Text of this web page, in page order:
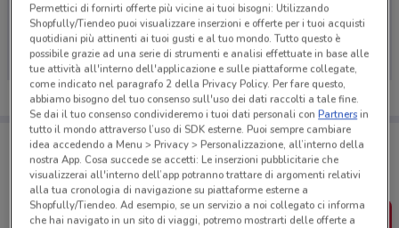
Ci dispiace, al momento non abbiamo pubblicato
volantini nella tua zona. Riprova più tardi.
Porta DoveConviene sempre con te!
Puoi trovare le migliori offerte dei negozi vicino a te,
salvarle e creare la tua lista del risparmio, comodamente
dal tuo cellulare.
SCARICA L’APP
Permettici di fornirti offerte più vicine ai tuoi bisogni: Utilizzando
Shopfully/Tiendeo puoi visualizzare inserzioni e offerte per i tuoi acquisti
quotidiani più attinenti ai tuoi gusti e al tuo mondo. Tutto questo è
possibile grazie ad una serie di strumenti e analisi effettuate in base alle
tue attività all'interno dell'applicazione e sulle piattaforme collegate,
come indicato nel paragrafo 2 della Privacy Policy. Per fare questo,
abbiamo bisogno del tuo consenso sull'uso dei dati raccolti a tale fine.
Se dai il tuo consenso condivideremo i tuoi dati personali conPartnersin
tutto il mondo attraverso l’uso di SDK esterne. Puoi sempre cambiare
idea accedendo a Menu > Privacy > Personalizzazione, all’interno della
nostra App. Cosa succede se accetti: Le inserzioni pubblicitarie che
visualizzerai all'interno dell’app potranno trattare di argomenti relativi
alla tua cronologia di navigazione su piattaforme esterne a
Shopfully/Tiendeo. Ad esempio, se un servizio a noi collegato ci informa
che hai navigato in un sito di viaggi, potremo mostrarti delle offerte a